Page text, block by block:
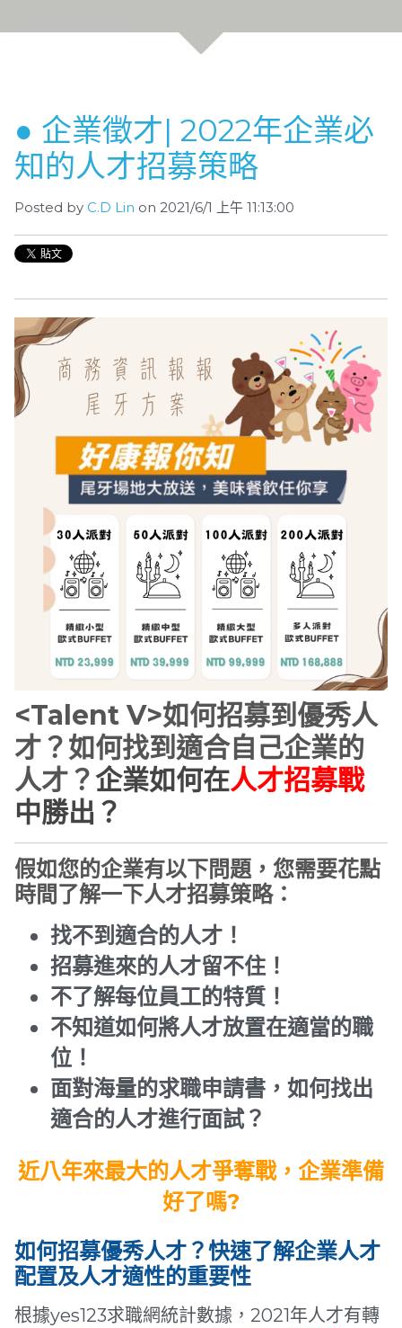
● 企業徵才| 2022年企業必
知的人才招募策略
Posted by C.D Lin on 2021/6/1 上午 11:13:00
<Talent V>如何招募到優秀人
才？如何找到適合自己企業的
人才？企業如何在人才招募戰
中勝出？
假如您的企業有以下問題，您需要花點
時間了解一下人才招募策略：
找不到適合的人才！
招募進來的人才留不住！
不了解每位員工的特質！
不知道如何將人才放置在適當的職
位！
面對海量的求職申請書，如何找出
適合的人才進行面試？
近八年來最大的人才爭奪戰，企業準備
好了嗎?
如何招募優秀人才？快速了解企業人才
配置及人才適性的重要性
根據yes123求職網統計數據，2021年人才有轉